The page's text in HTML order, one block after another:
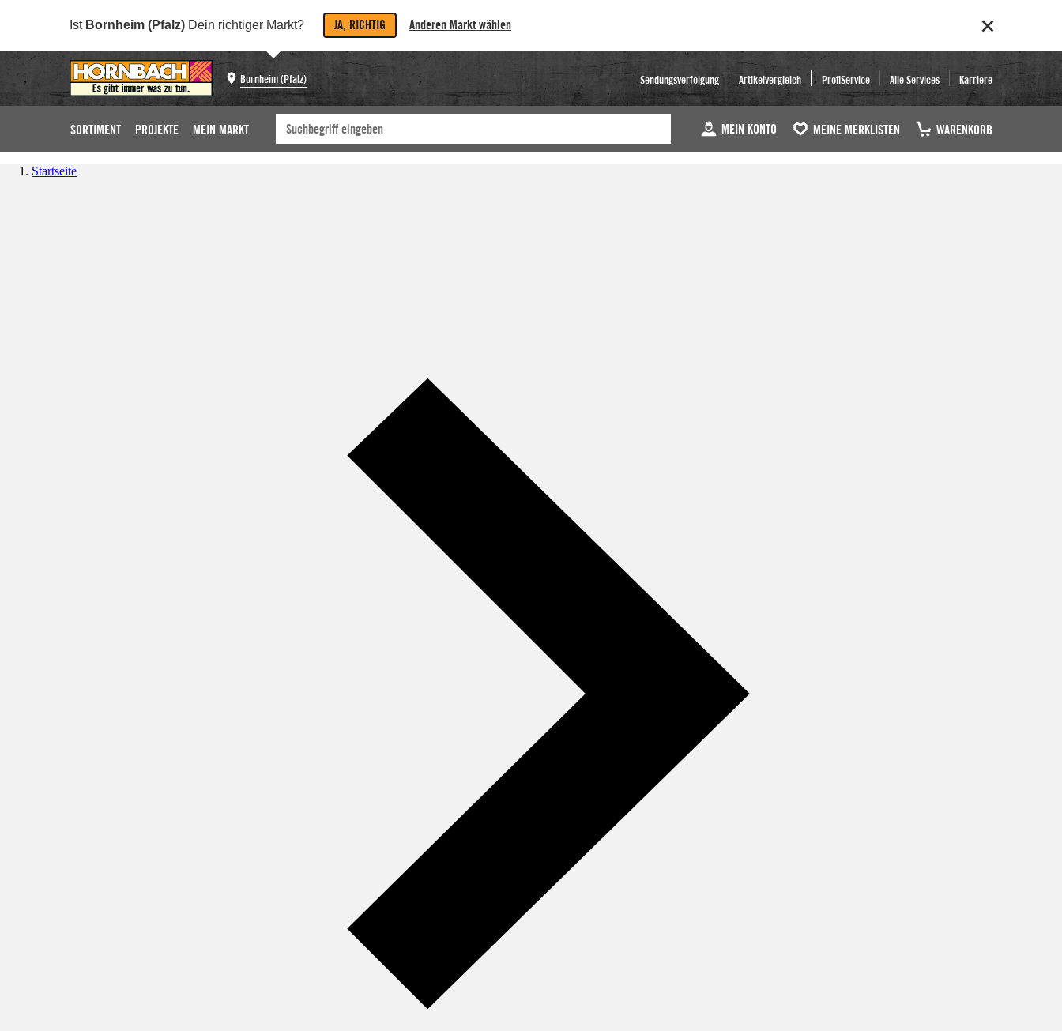
Ist Bornheim (Pfalz) Dein richtiger Markt? JA, RICHTIG Anderen Markt wählen
Bornheim (Pfalz) Sendungsverfolgung Artikelvergleich ProfiService Alle Services Karriere
SORTIMENT PROJEKTE MEIN MARKT MEIN KONTO MEINE MERKLISTEN WARENKORB
Startseite